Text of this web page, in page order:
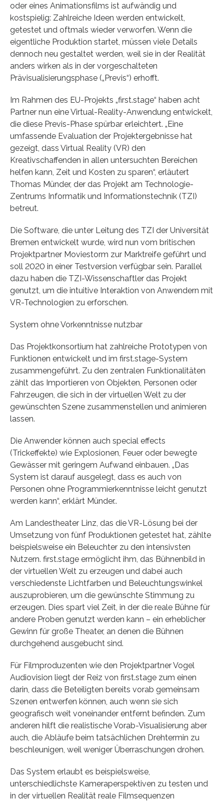
oder eines Animationsfilms ist aufwändig und
kostspielig: Zahlreiche Ideen werden entwickelt,
getestet und oftmals wieder verworfen. Wenn die
eigentliche Produktion startet, müssen viele Details
dennoch neu gestaltet werden, weil sie in der Realität
anders wirken als in der vorgeschalteten
Prävisualisierungsphase („Previs“) erhofft.
Im Rahmen des EU-Projekts „first.stage“ haben acht
Partner nun eine Virtual-Reality-Anwendung entwickelt,
die diese Previs-Phase spürbar erleichtert. „Eine
umfassende Evaluation der Projektergebnisse hat
gezeigt, dass Virtual Reality (VR) den
Kreativschaffenden in allen untersuchten Bereichen
helfen kann, Zeit und Kosten zu sparen“, erläutert
Thomas Münder, der das Projekt am Technologie-
Zentrums Informatik und Informationstechnik (TZI)
betreut.
Die Software, die unter Leitung des TZI der Universität
Bremen entwickelt wurde, wird nun vom britischen
Projektpartner Moviestorm zur Marktreife geführt und
soll 2020 in einer Testversion verfügbar sein. Parallel
dazu haben die TZI-Wissenschaftler das Projekt
genutzt, um die intuitive Interaktion von Anwendern mit
VR-Technologien zu erforschen.
System ohne Vorkenntnisse nutzbar
Das Projektkonsortium hat zahlreiche Prototypen von
Funktionen entwickelt und im first.stage-System
zusammengeführt. Zu den zentralen Funktionalitäten
zählt das Importieren von Objekten, Personen oder
Fahrzeugen, die sich in der virtuellen Welt zu der
gewünschten Szene zusammenstellen und animieren
lassen.
Die Anwender können auch special effects
(Trickeffekte) wie Explosionen, Feuer oder bewegte
Gewässer mit geringem Aufwand einbauen. „Das
System ist darauf ausgelegt, dass es auch von
Personen ohne Programmierkenntnisse leicht genutzt
werden kann“, erklärt Münder..
Am Landestheater Linz, das die VR-Lösung bei der
Umsetzung von fünf Produktionen getestet hat, zählte
beispielsweise ein Beleuchter zu den intensivsten
Nutzern. first.stage ermöglicht ihm, das Bühnenbild in
der virtuellen Welt zu erzeugen und dabei auch
verschiedenste Lichtfarben und Beleuchtungswinkel
auszuprobieren, um die gewünschte Stimmung zu
erzeugen. Dies spart viel Zeit, in der die reale Bühne für
andere Proben genutzt werden kann – ein erheblicher
Gewinn für große Theater, an denen die Bühnen
durchgehend ausgebucht sind.
Für Filmproduzenten wie den Projektpartner Vogel
Audiovision liegt der Reiz von first.stage zum einen
darin, dass die Beteiligten bereits vorab gemeinsam
Szenen entwerfen können, auch wenn sie sich
geografisch weit voneinander entfernt befinden. Zum
anderen hilft die realistische Vorab-Visualisierung aber
auch, die Abläufe beim tatsächlichen Drehtermin zu
beschleunigen, weil weniger Überraschungen drohen.
Das System erlaubt es beispielsweise,
unterschiedlichste Kameraperspektiven zu testen und
in der virtuellen Realität reale Filmsequenzen